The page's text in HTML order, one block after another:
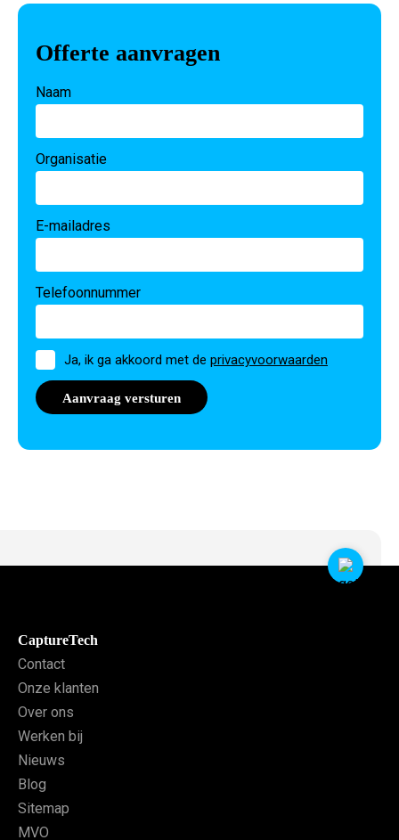
Offerte aanvragen
Naam
Organisatie
E-mailadres
Telefoonnummer
Toestemming
Ja, ik ga akkoord met de privacyvoorwaarden
CaptureTech
Contact
Onze klanten
Over ons
Werken bij
Nieuws
Blog
Sitemap
MVO